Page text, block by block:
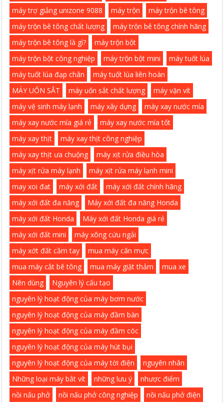
máy trợ giảng unizone 9088
máy trộn
máy trộn bê tông
máy trộn bê tông chất lượng
máy trộn bê tông chính hãng
máy trộn bê tông là gì?
máy trộn bột
máy trộn bột công nghiệp
máy trộn bột mini
máy tuốt lúa
máy tuốt lúa đạp chân
máy tuốt lúa liên hoàn
MÁY UỐN SẮT
máy uốn sắt chất lượng
máy vặn vít
máy vệ sinh máy lạnh
máy xây dựng
máy xay nước mía
máy xay nước mía giá rẻ
máy xay nước mía tốt
máy xay thịt
máy xay thịt công nghiệp
máy xay thịt ưa chuộng
máy xịt rửa điều hòa
máy xịt rửa máy lạnh
máy xịt rửa máy lạnh mini
may xoi đat
máy xới đất
máy xới đất chính hãng
máy xới đất đa năng
Máy xới đất đa năng Honda
máy xới đất Honda
Máy xới đất Honda giá rẻ
máy xới đất mini
máy xông cứu ngải
máy xớt đất cầm tay
mua máy cân mực
mua máy cắt bê tông
mua máy giặt thảm
mua xe
Nên dùng
Nguyên lý cấu tạo
nguyên lý hoạt động của máy bơm nước
nguyên lý hoạt động của máy đầm bàn
nguyên lý hoạt động của máy đầm cóc
nguyên lý hoạt động của máy hút bụi
nguyên lý hoạt động của máy tời điện
nguyên nhân
Những loại máy bắt vít
những lưu ý
nhược điểm
nồi nấu phở
nồi nấu phở công nghiệp
nồi nấu phở điện